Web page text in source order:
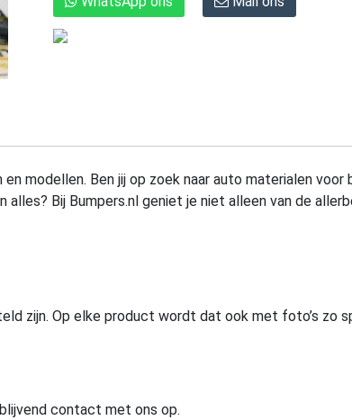
modellen. Ben jij op zoek naar auto materialen
Bij Bumpers.nl geniet je niet alleen van de
zijn. Op elke product wordt dat ook met foto’s zo
contact met ons op.